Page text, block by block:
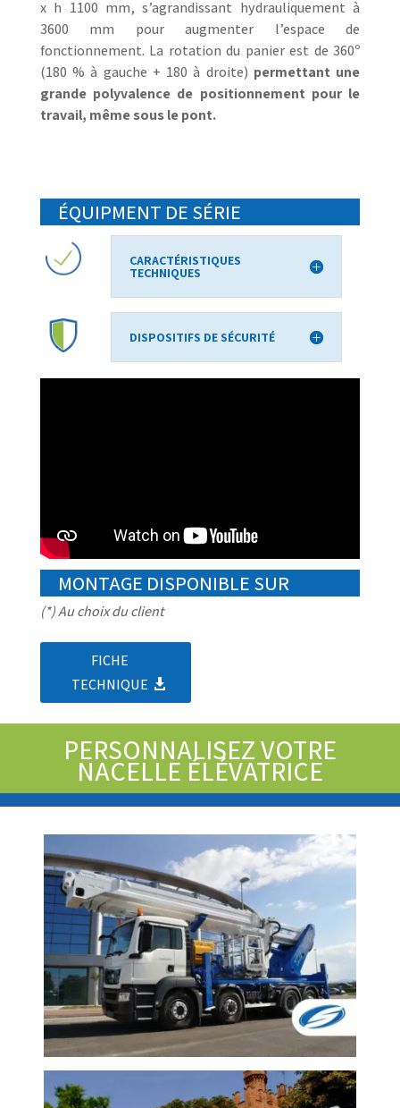
x h 1100 mm, s’agrandissant hydrauliquement à
3600 mm pour augmenter l’espace de
fonctionnement. La rotation du panier est de 360º
(180 % à gauche + 180 à droite) permettant une
grande polyvalence de positionnement pour le
travail, même sous le pont.
ÉQUIPMENT DE SÉRIE
CARACTÉRISTIQUES
TECHNIQUES
DISPOSITIFS DE SÉCURITÉ
MONTAGE DISPONIBLE SUR
(*) Au choix du client
FICHE
TECHNIQUE
PERSONNALISEZ VOTRE
NACELLE ÉLÉVATRICE